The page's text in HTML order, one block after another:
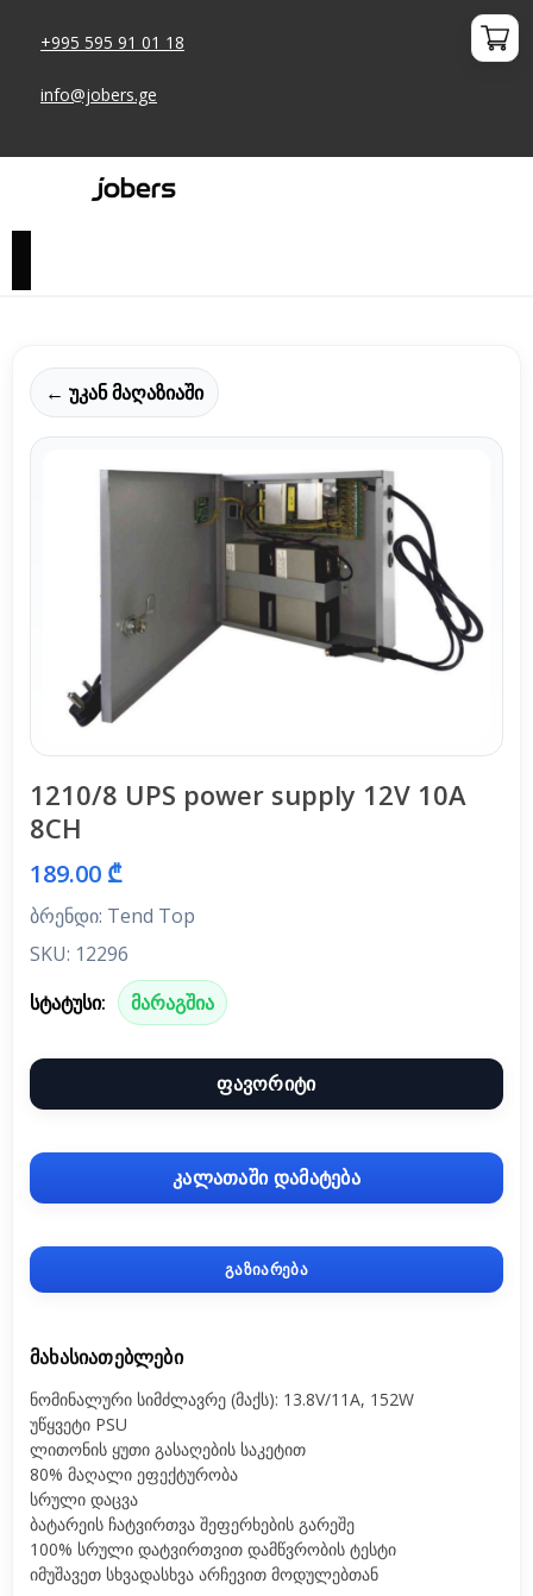
+995 595 91 01 18
info@jobers.ge
← უკან მაღაზიაში
1210/8 UPS power supply 12V 10A
8CH
189.00 ₾
ბრენდი: Tend Top
SKU: 12296
სტატუსი:
მარაგშია
ფავორიტი
კალათაში დამატება
გაზიარება
ᲛᲐᲮᲐᲡᲘᲐᲗᲔᲑᲚᲔᲑᲘ
ნომინალური სიმძლავრე (მაქს): 13.8V/11A, 152W
უწყვეტი PSU
ლითონის ყუთი გასაღების საკეტით
80% მაღალი ეფექტურობა
სრული დაცვა
ბატარეის ჩატვირთვა შეფერხების გარეშე
100% სრული დატვირთვით დამწვრობის ტესტი
იმუშავეთ სხვადასხვა არჩევით მოდულებთან